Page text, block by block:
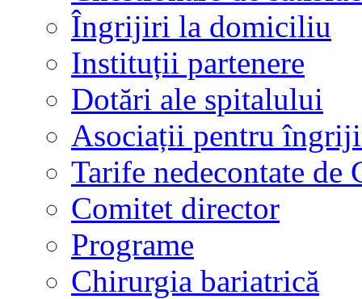
Îngrijiri la domiciliu
Instituții partenere
Dotări ale spitalului
Asociații pentru
Tarife nedecontate de
Comitet director
Programe
Chirurgia bariatrică